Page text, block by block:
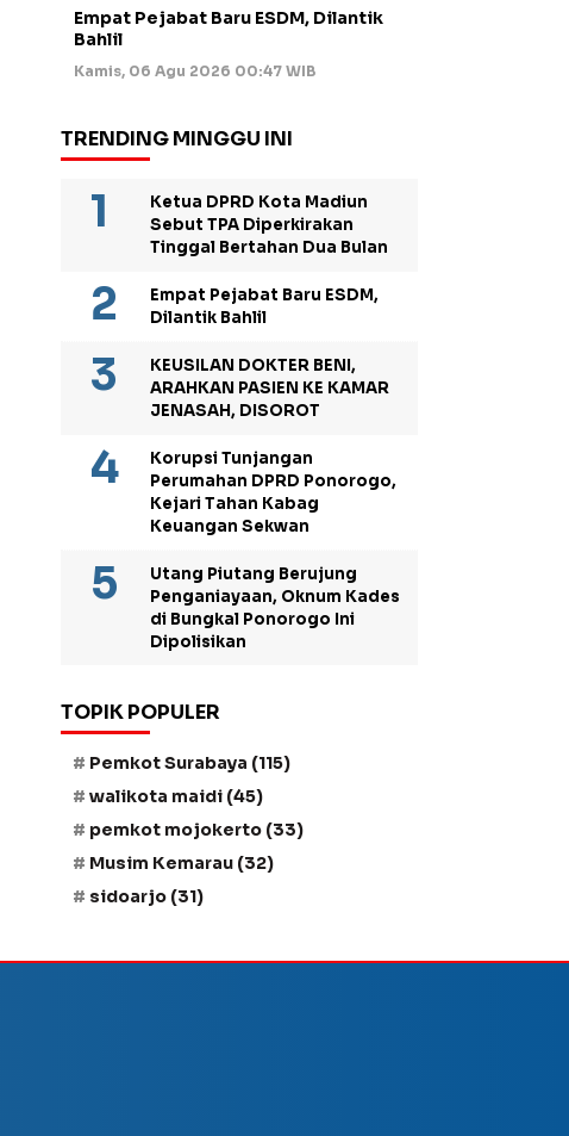
Empat Pejabat Baru ESDM, Dilantik
Bahlil
Kamis, 06 Agu 2026 00:47 WIB
TRENDING MINGGU INI
Ketua DPRD Kota Madiun
Sebut TPA Diperkirakan
Tinggal Bertahan Dua Bulan
Empat Pejabat Baru ESDM,
Dilantik Bahlil
KEUSILAN DOKTER BENI,
ARAHKAN PASIEN KE KAMAR
JENASAH, DISOROT
Korupsi Tunjangan
Perumahan DPRD Ponorogo,
Kejari Tahan Kabag
Keuangan Sekwan
Utang Piutang Berujung
Penganiayaan, Oknum Kades
di Bungkal Ponorogo Ini
Dipolisikan
TOPIK POPULER
Pemkot Surabaya (115)
walikota maidi (45)
pemkot mojokerto (33)
Musim Kemarau (32)
sidoarjo (31)